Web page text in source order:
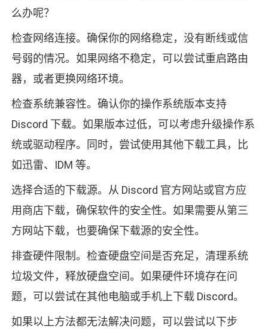
么办呢？
检查网络连接。确保你的网络稳定，没有断线或信
号弱的情况。如果网络不稳定，可以尝试重启路由
器，或者更换网络环境。
检查系统兼容性。确认你的操作系统版本支持
Discord 下载。如果版本过低，可以考虑升级操作系
统或驱动程序。同时，尝试使用其他下载工具，比
如迅雷、IDM 等。
选择合适的下载源。从 Discord 官方网站或官方应
用商店下载，确保软件的安全性。如果需要从第三
方网站下载，也要确保下载源的安全性。
排查硬件限制。检查硬盘空间是否充足，清理系统
垃圾文件，释放硬盘空间。如果硬件环境存在问
题，可以尝试在其他电脑或手机上下载 Discord。
如果以上方法都无法解决问题，可以尝试以下步